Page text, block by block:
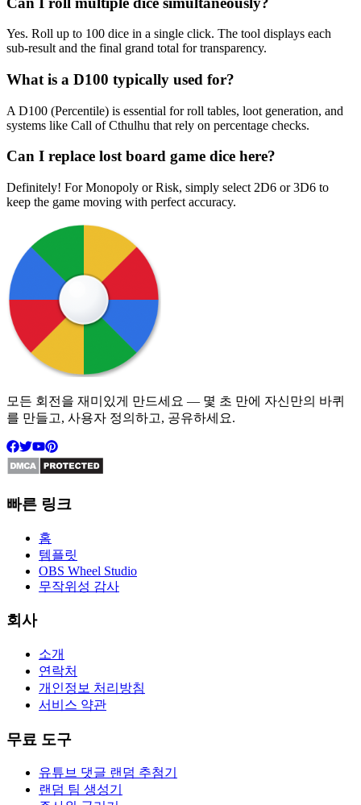
Yes. Roll up to 100 dice in a single click. The tool displays each
sub-result and the final grand total for transparency.
What is a D100 typically used for?
A D100 (Percentile) is essential for roll tables, loot generation, and
systems like Call of Cthulhu that rely on percentage checks.
Can I replace lost board game dice here?
Definitely! For Monopoly or Risk, simply select 2D6 or 3D6 to
keep the game moving with perfect accuracy.
모든 회전을 재미있게 만드세요 — 몇 초 만에 자신만의 바퀴
를 만들고, 사용자 정의하고, 공유하세요.
빠른 링크
홈
템플릿
OBS Wheel Studio
무작위성 감사
회사
소개
연락처
개인정보 처리방침
서비스 약관
무료 도구
유튜브 댓글 랜덤 추첨기
랜덤 팀 생성기